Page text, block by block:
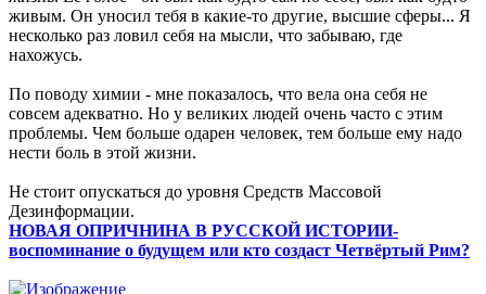
живым. Он уносил тебя в какие-то другие, высшие сферы... Я
несколько раз ловил себя на мысли, что забываю, где
нахожусь.
По поводу химии - мне показалось, что вела она себя не
совсем адекватно. Но у великих людей очень часто с этим
проблемы. Чем больше одарен человек, тем больше ему надо
нести боль в этой жизни.
Не стоит опускаться до уровня Средств Массовой
Дезинформации.
НОВАЯ ОПРИЧНИНА В РУССКОЙ ИСТОРИИ-
воспоминание о будущем или кто создаст Четвёртый Рим?